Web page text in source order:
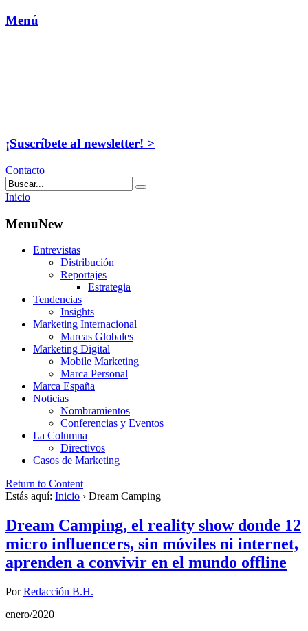
Menú
¡Suscríbete al newsletter! >
Contacto
Inicio
MenuNew
Entrevistas
Distribución
Reportajes
Estrategia
Tendencias
Insights
Marketing Internacional
Marcas Globales
Marketing Digital
Mobile Marketing
Marca Personal
Marca España
Noticias
Nombramientos
Conferencias y Eventos
La Columna
Directivos
Casos de Marketing
Return to Content
Estás aquí: Inicio › Dream Camping
Dream Camping, el reality show donde 12
micro influencers, sin móviles ni internet,
aprenden a convivir en el mundo offline
PorRedacción B.H.
enero/2020